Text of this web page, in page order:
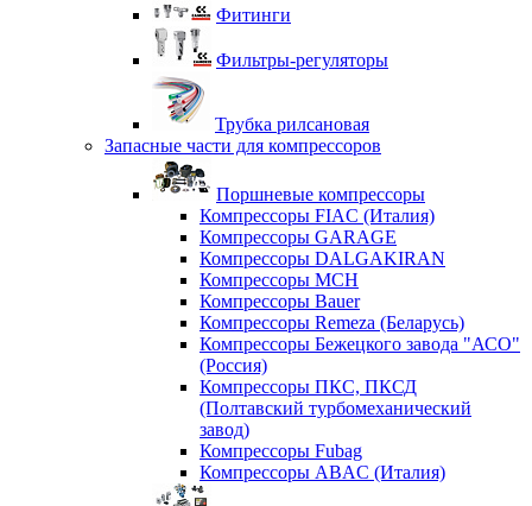
Фитинги
Фильтры-регуляторы
Трубка рилсановая
Запасные части для компрессоров
Поршневые компрессоры
Компрессоры FIAC (Италия)
Компрессоры GARAGE
Компрессоры DALGAKIRAN
Компрессоры MCH
Компрессоры Bauer
Компрессоры Remeza (Беларусь)
Компрессоры Бежецкого завода "АСО"
(Россия)
Компрессоры ПКС, ПКСД
(Полтавский турбомеханический
завод)
Компрессоры Fubag
Компрессоры ABAC (Италия)